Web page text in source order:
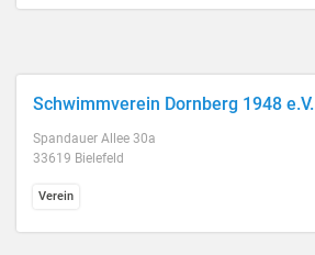
Schwimmverein Dornberg 1948 e.V.
Spandauer Allee 30a
33619 Bielefeld
Verein